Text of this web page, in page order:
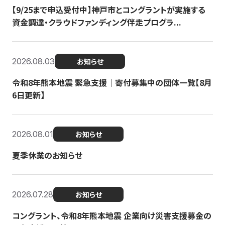
【9/25まで申込受付中】神戸市とコングラントが実施する
資金調達・クラウドファンディング伴走プログラ...
2026.08.03 お知らせ
令和8年熊本地震 緊急支援｜寄付募集中の団体一覧【8月
6日更新】
2026.08.01 お知らせ
夏季休業のお知らせ
2026.07.28 お知らせ
コングラント、令和8年熊本地震 企業向け災害支援募金の